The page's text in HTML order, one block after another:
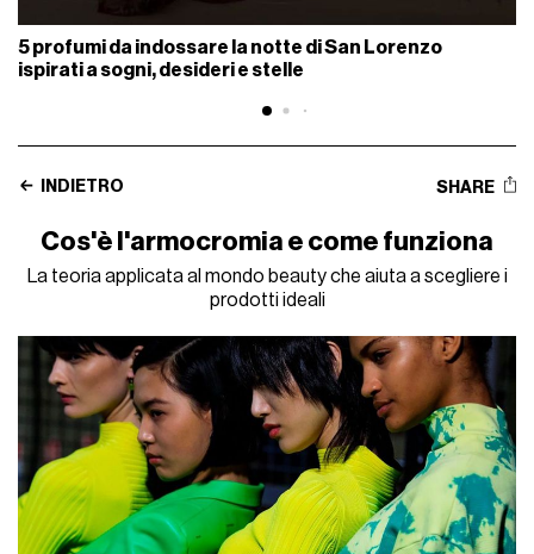
5 profumi da indossare la notte di San Lorenzo
ispirati a sogni, desideri e stelle
INDIETRO SHARE
Cos'è l'armocromia e come funziona
La teoria applicata al mondo beauty che aiuta a scegliere i
prodotti ideali